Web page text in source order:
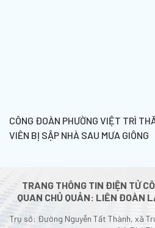
CÔNG ĐOÀN PHƯỜNG VIỆT TRÌ
VIÊN BỊ SẬP NHÀ SAU MƯA GIÔNG
TRANG THÔNG TIN ĐIỆN TỬ
QUAN CHỦ QUẢN: LIÊN ĐOÀN
Trụ sở: Đường Nguyễn Tất Thành, xã